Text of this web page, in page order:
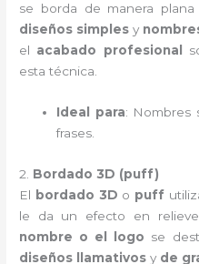
se borda de manera
diseños simples y
el acabado profesional
esta técnica.
Ideal para: Nombres
frases.
2. Bordado 3D (puff)
El bordado 3D o puff
le da un efecto en
nombre o el logo se
diseños llamativos y de